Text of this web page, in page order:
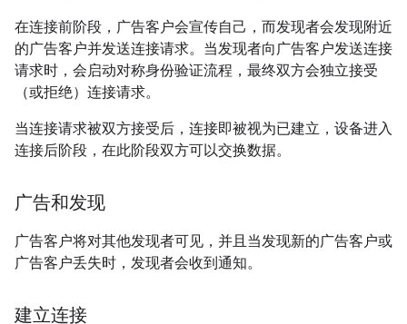
在连接前阶段，广告客户会宣传自己，而发现者会发现附近
的广告客户并发送连接请求。当发现者向广告客户发送连接
请求时，会启动对称身份验证流程，最终双方会独立接受
（或拒绝）连接请求。
当连接请求被双方接受后，连接即被视为已建立，设备进入
连接后阶段，在此阶段双方可以交换数据。
广告和发现
广告客户将对其他发现者可见，并且当发现新的广告客户或
广告客户丢失时，发现者会收到通知。
建立连接